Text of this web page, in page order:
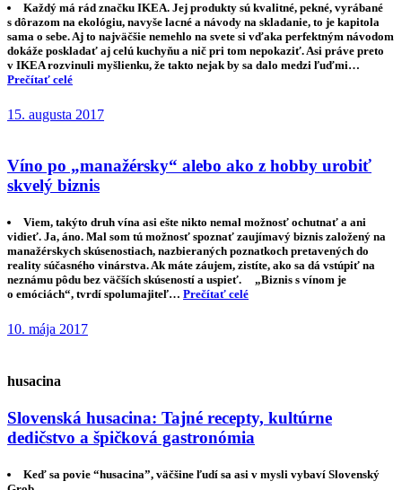
Každý má rád značku IKEA. Jej produkty sú kvalitné, pekné, vyrábané
s dôrazom na ekológiu, navyše lacné a návody na skladanie, to je kapitola
sama o sebe. Aj to najväčšie nemehlo na svete si vďaka perfektným návodom
dokáže poskladať aj celú kuchyňu a nič pri tom nepokaziť. Asi práve preto
v IKEA rozvinuli myšlienku, že takto nejak by sa dalo medzi ľuďmi…
Prečítať celé
15. augusta 2017
Víno po „manažérsky“ alebo ako z hobby urobiť
skvelý biznis
Viem, takýto druh vína asi ešte nikto nemal možnosť ochutnať a ani
vidieť. Ja, áno. Mal som tú možnosť spoznať zaujímavý biznis založený na
manažérskych skúsenostiach, nazbieraných poznatkoch pretavených do
reality súčasného vinárstva. Ak máte záujem, zistíte, ako sa dá vstúpiť na
neznámu pôdu bez väčších skúseností a uspieť. „Biznis s vínom je
o emóciách“, tvrdí spolumajiteľ… Prečítať celé
10. mája 2017
husacina
Slovenská husacina: Tajné recepty, kultúrne
dedičstvo a špičková gastronómia
Keď sa povie “husacina”, väčšine ľudí sa asi v mysli vybaví Slovenský